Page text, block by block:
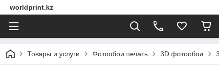
worldprint.kz
Товары и услуги Фотообои печать 3D фотообои